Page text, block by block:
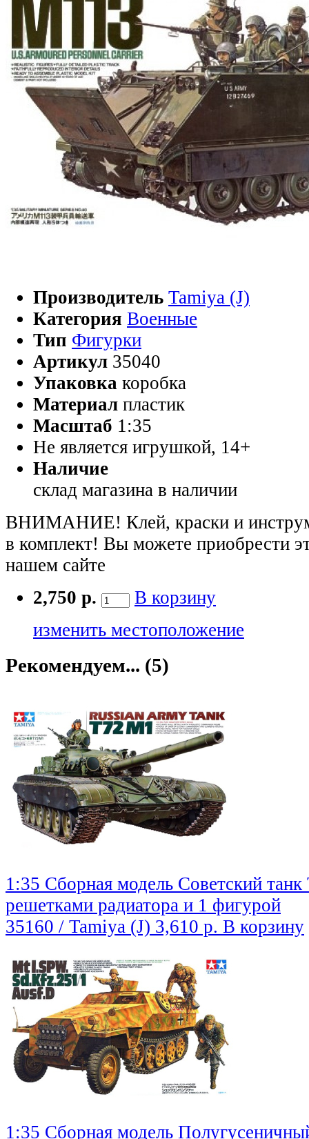
Производитель Tamiya (J)
Категория Военные
Тип Фигурки
Артикул 35040
Упаковка коробка
Материал пластик
Масштаб 1:35
Не является игрушкой, 14+
Наличие
склад магазина в наличии
ВНИМАНИЕ! Клей, краски и
в комплект! Вы можете приобрести
нашем сайте
2,750 р.
В корзину
изменить местоположение
Рекомендуем... (5)
1:35 Сборная модель Советский
решетками радиатора и 1 фигурой
35160 / Tamiya (J) 3,610 р. В корзину
1:35 Сборная модель